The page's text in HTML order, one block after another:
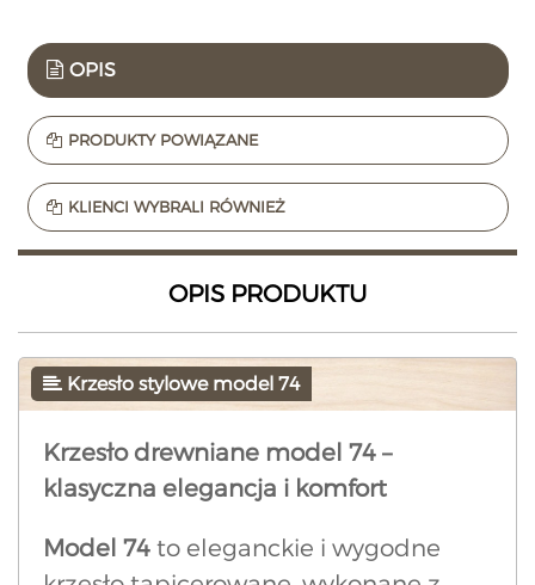
OPIS
PRODUKTY POWIĄZANE
KLIENCI WYBRALI RÓWNIEŻ
OPIS PRODUKTU
Krzesło stylowe model 74
Krzesło drewniane model 74 –
klasyczna elegancja i komfort
Model 74 to eleganckie i wygodne